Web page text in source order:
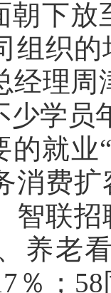
朝下
组织
经理周
少学员
的就业
消费
智联
养老
％；